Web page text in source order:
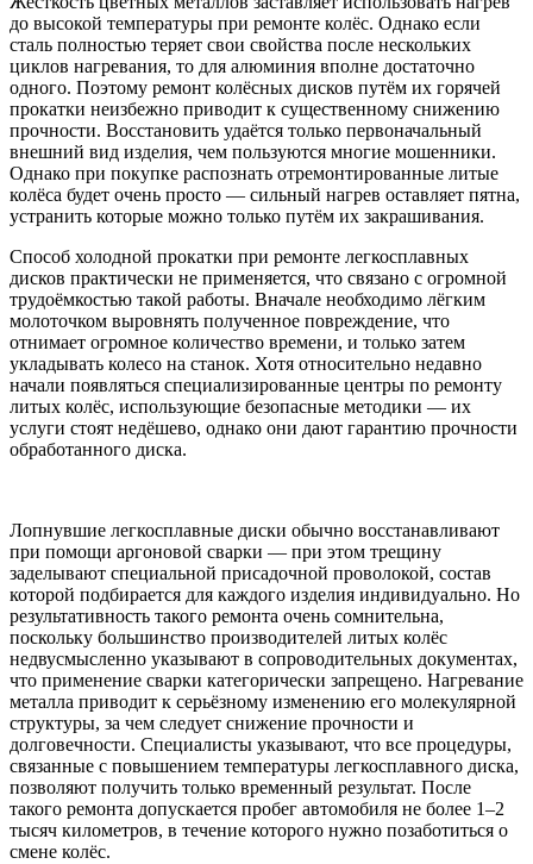
до высокой температуры при ремонте колёс. Однако если
сталь полностью теряет свои свойства после нескольких
циклов нагревания, то для алюминия вполне достаточно
одного. Поэтому ремонт колёсных дисков путём их горячей
прокатки неизбежно приводит к существенному снижению
прочности. Восстановить удаётся только первоначальный
внешний вид изделия, чем пользуются многие мошенники.
Однако при покупке распознать отремонтированные литые
колёса будет очень просто — сильный нагрев оставляет пятна,
устранить которые можно только путём их закрашивания.
Способ холодной прокатки при ремонте легкосплавных
дисков практически не применяется, что связано с огромной
трудоёмкостью такой работы. Вначале необходимо лёгким
молоточком выровнять полученное повреждение, что
отнимает огромное количество времени, и только затем
укладывать колесо на станок. Хотя относительно недавно
начали появляться специализированные центры по ремонту
литых колёс, использующие безопасные методики — их
услуги стоят недёшево, однако они дают гарантию прочности
обработанного диска.
Лопнувшие легкосплавные диски обычно восстанавливают
при помощи аргоновой сварки — при этом трещину
заделывают специальной присадочной проволокой, состав
которой подбирается для каждого изделия индивидуально. Но
результативность такого ремонта очень сомнительна,
поскольку большинство производителей литых колёс
недвусмысленно указывают в сопроводительных документах,
что применение сварки категорически запрещено. Нагревание
металла приводит к серьёзному изменению его молекулярной
структуры, за чем следует снижение прочности и
долговечности. Специалисты указывают, что все процедуры,
связанные с повышением температуры легкосплавного диска,
позволяют получить только временный результат. После
такого ремонта допускается пробег автомобиля не более 1–2
тысяч километров, в течение которого нужно позаботиться о
смене колёс.